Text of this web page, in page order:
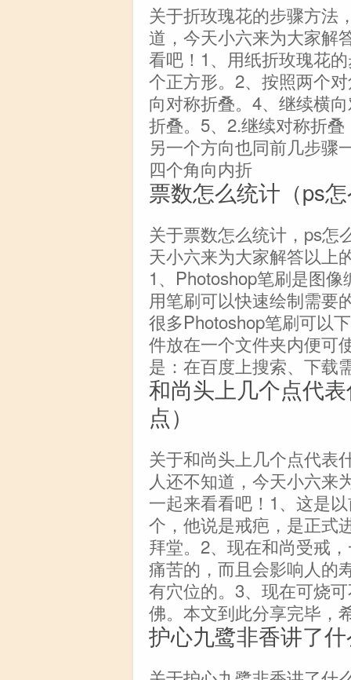
关于折玫瑰花的步骤方法
道，今天小六来为大家解
看吧！1、用纸折玫瑰花
个正方形。2、按照两个
向对称折叠。4、继续横
折叠。5、2.继续对称折
另一个方向也同前几步骤
四个角向内折
票数怎么统计（ps
关于票数怎么统计，ps怎
天小六来为大家解答以上
1、Photoshop笔刷是图
用笔刷可以快速绘制需要
很多Photoshop笔刷可以
件放在一个文件夹内便可
是：在百度上搜索、下载
和尚头上几个点代
点）
关于和尚头上几个点代表
人还不知道，今天小六来
一起来看看吧！1、这是
个，他说是戒疤，是正式
拜堂。2、现在和尚受戒
痛苦的，而且会影响人的
有穴位的。3、现在可烧
佛。本文到此分享完毕，
护心九鹭非香讲了